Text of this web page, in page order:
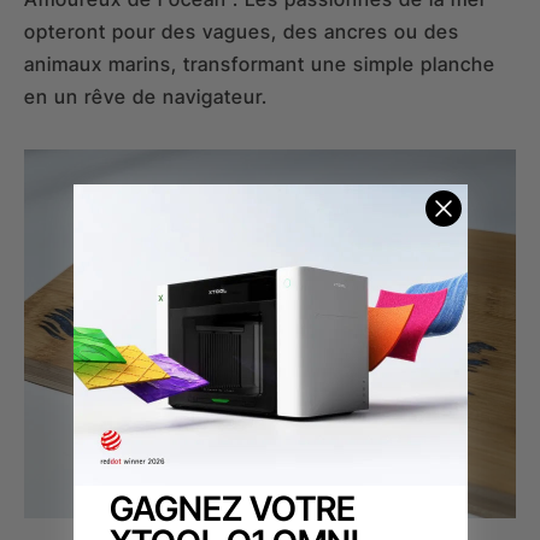
opteront pour des vagues, des ancres ou des
animaux marins, transformant une simple planche
en un rêve de navigateur.
GAGNEZ VOTRE